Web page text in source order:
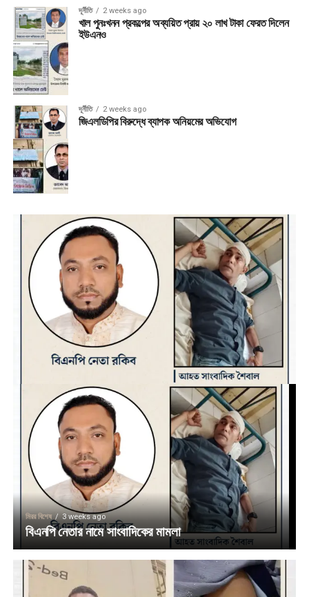
দূর্নীতি 2 weeks ago
খাল পুনঃখনন প্রকল্পের অব্যয়িত প্রায় ২০ লাখ টাকা ফেরত দিলেন
ইউএনও
দূর্নীতি 2 weeks ago
জিএলডিপির বিরুদ্ধে ব্যাপক অনিয়মের অভিযোগ
মিরর বিশেষ 3 weeks ago
বিএনপি নেতার নামে সাংবাদিকের মামলা